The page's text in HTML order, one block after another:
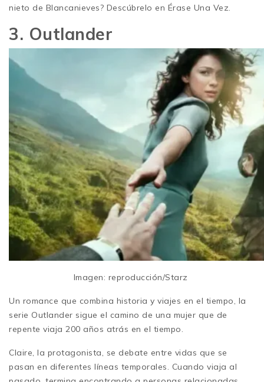
nieto de Blancanieves? Descúbrelo en Érase Una Vez.
3. Outlander
Imagen: reproducción/Starz
Un romance que combina historia y viajes en el tiempo, la
serie Outlander sigue el camino de una mujer que de
repente viaja 200 años atrás en el tiempo.
Claire, la protagonista, se debate entre vidas que se
pasan en diferentes líneas temporales. Cuando viaja al